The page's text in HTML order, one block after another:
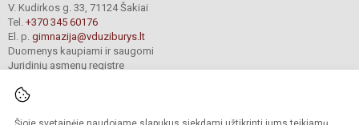
V. Kudirkos g. 33, 71124 Šakiai
Tel. +370 345 60176
El. p. gimnazija@vduziburys.lt
Duomenys kaupiami ir saugomi
Juridinių asmenų registre